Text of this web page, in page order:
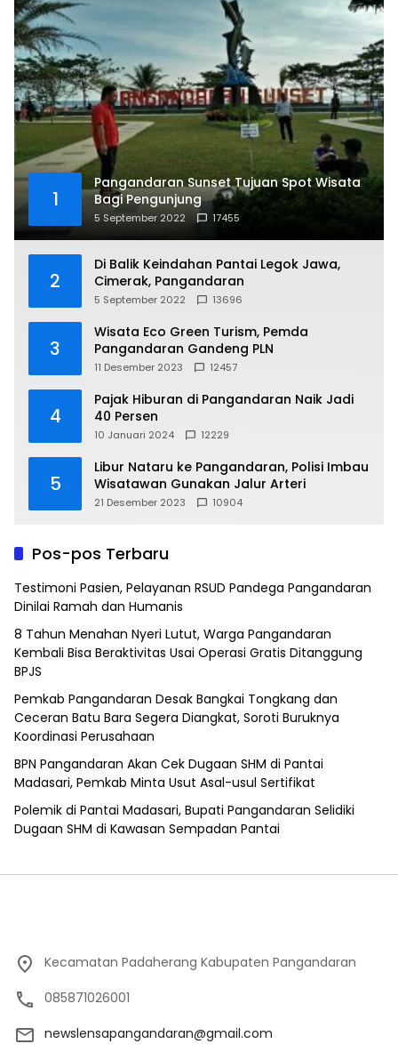
1
Pangandaran Sunset Tujuan Spot Wisata
Bagi Pengunjung
5 September 2022 17455
2
Di Balik Keindahan Pantai Legok Jawa,
Cimerak, Pangandaran
5 September 2022 13696
3
Wisata Eco Green Turism, Pemda
Pangandaran Gandeng PLN
11 Desember 2023 12457
4
Pajak Hiburan di Pangandaran Naik Jadi
40 Persen
10 Januari 2024 12229
5
Libur Nataru ke Pangandaran, Polisi Imbau
Wisatawan Gunakan Jalur Arteri
21 Desember 2023 10904
Pos-pos Terbaru
Testimoni Pasien, Pelayanan RSUD Pandega Pangandaran
Dinilai Ramah dan Humanis
8 Tahun Menahan Nyeri Lutut, Warga Pangandaran
Kembali Bisa Beraktivitas Usai Operasi Gratis Ditanggung
BPJS
Pemkab Pangandaran Desak Bangkai Tongkang dan
Ceceran Batu Bara Segera Diangkat, Soroti Buruknya
Koordinasi Perusahaan
BPN Pangandaran Akan Cek Dugaan SHM di Pantai
Madasari, Pemkab Minta Usut Asal-usul Sertifikat
Polemik di Pantai Madasari, Bupati Pangandaran Selidiki
Dugaan SHM di Kawasan Sempadan Pantai
Kecamatan Padaherang Kabupaten Pangandaran
085871026001
newslensapangandaran@gmail.com